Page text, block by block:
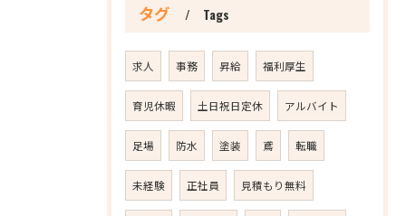
タグ Tags
求人 事務 昇給 福利厚生
育児休暇 土日祝日定休 アルバイト
足場 防水 塗装 鳶 転職
未経験 正社員 見積もり無料